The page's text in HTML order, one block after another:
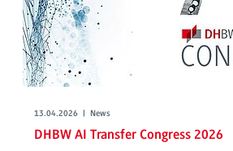
13.04.2026 | News
DHBW AI Transfer Congress 2026